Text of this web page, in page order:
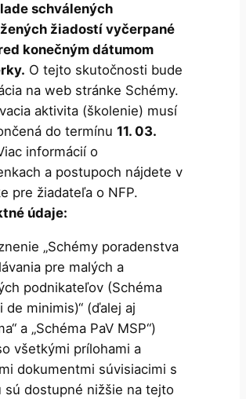
schválených
žiadostí vyčerpané
konečným dátumom
O tejto skutočnosti bude
na web stránke Schémy.
aktivita (školenie) musí
do termínu 11. 03.
informácií o
a postupoch nájdete v
pre žiadateľa o NFP.
údaje:
„Schémy poradenstva
pre malých a
podnikateľov (Schéma
de minimis)“ (ďalej aj
a „Schéma PaV MSP“)
všetkými prílohami a
dokumentmi súvisiacimi s
sú dostupné nižšie na tejto